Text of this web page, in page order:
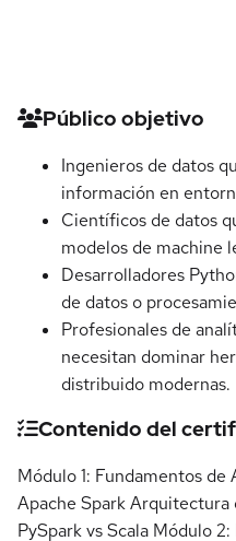
Detalles del curso
Público objetivo
Ingenieros de datos
información en
Científicos de datos
modelos de machine
Desarrolladores
de datos o
Profesionales de
necesitan dominar
distribuido modernas.
Contenido del
Módulo 1: Fundamentos
Apache Spark
PySpark vs Scala Módulo